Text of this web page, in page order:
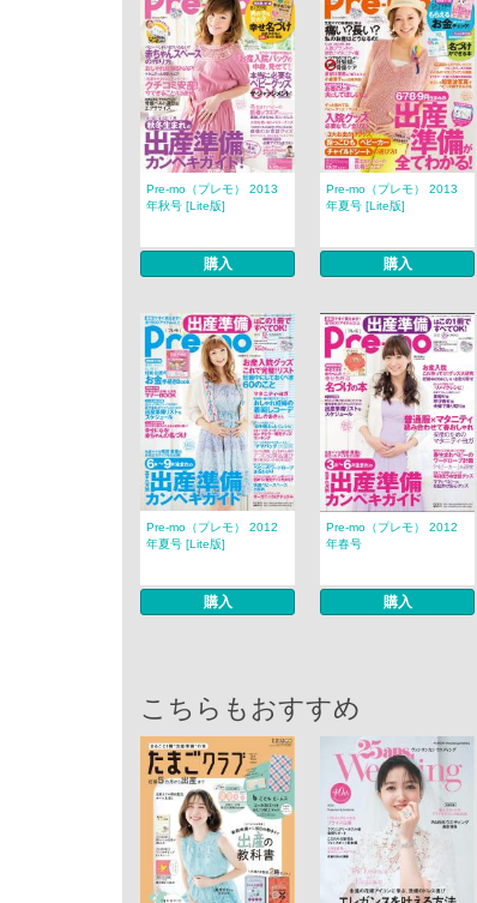
Pre-mo（プレモ） 2013
年秋号 [Lite版]
購入
Pre-mo（プレモ） 2013
年夏号 [Lite版]
購入
Pre-mo（プレモ） 2012
年夏号 [Lite版]
購入
Pre-mo（プレモ） 2012
年春号
購入
こちらもおすすめ